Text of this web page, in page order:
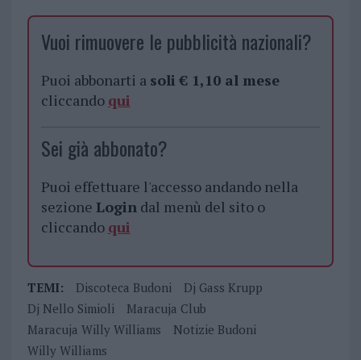
Vuoi rimuovere le pubblicità nazionali?
Puoi abbonarti a soli € 1,10 al mese
cliccando qui
Sei già abbonato?
Puoi effettuare l'accesso andando nella
sezione Logindal menù del sito o
cliccando qui
TEMI: Discoteca Budoni
Dj Gass Krupp
Dj Nello Simioli
Maracuja Club
Maracuja Willy Williams
Notizie Budoni
Willy Williams